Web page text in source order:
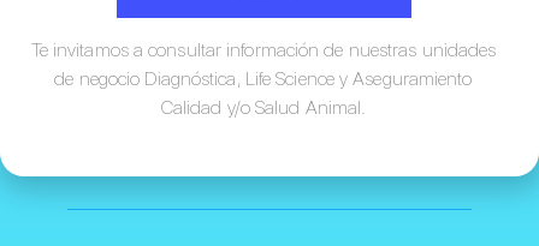
Ubicación
Te invitamos a consultar información de nuestras unidades
de negocio Diagnóstica, Life Science y Aseguramiento
Calidad y/o Salud Animal.